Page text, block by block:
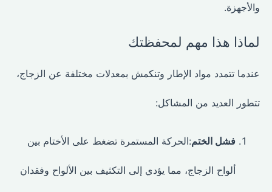
والأجهزة.
لماذا هذا مهم لمحفظتك
عندما تتمدد مواد الإطار وتنكمش بمعدلات مختلفة عن الزجاج،
تتطور العديد من المشاكل:
فشل الختم:الحركة المستمرة تضغط على الأختام بين
ألواح الزجاج، مما يؤدي إلى التكثيف بين الألواح وفقدان